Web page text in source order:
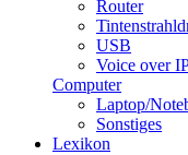
Router
USB
Voice over
Computer
Laptop/
Sonstiges
Lexikon